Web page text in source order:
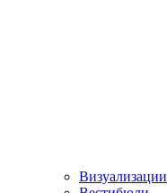
Визуализации